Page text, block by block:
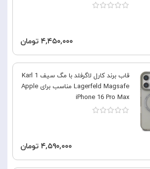
۴,۴۵۰,۰۰۰ تومان
قاب برند کارل لاگرفلد با مگ سیف 1 Karl
Lagerfeld Magsafe مناسب برای Apple
iPhone 16 Pro Max
۴,۵۹۰,۰۰۰ تومان